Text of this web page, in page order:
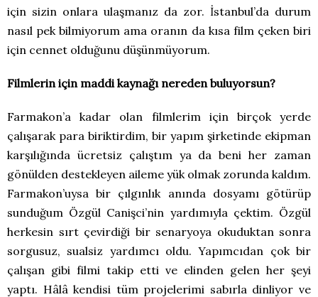
için sizin onlara ulaşmanız da zor. İstanbul’da durum
nasıl pek bilmiyorum ama oranın da kısa film çeken biri
için cennet olduğunu düşünmüyorum.
Filmlerin için maddi kaynağı nereden buluyorsun?
Farmakon’a kadar olan filmlerim için birçok yerde
çalışarak para biriktirdim, bir yapım şirketinde ekipman
karşılığında ücretsiz çalıştım ya da beni her zaman
gönülden destekleyen aileme yük olmak zorunda kaldım.
Farmakon’uysa bir çılgınlık anında dosyamı götürüp
sunduğum Özgül Canişci’nin yardımıyla çektim. Özgül
herkesin sırt çevirdiği bir senaryoya okuduktan sonra
sorgusuz, sualsiz yardımcı oldu. Yapımcıdan çok bir
çalışan gibi filmi takip etti ve elinden gelen her şeyi
yaptı. Hâlâ kendisi tüm projelerimi sabırla dinliyor ve